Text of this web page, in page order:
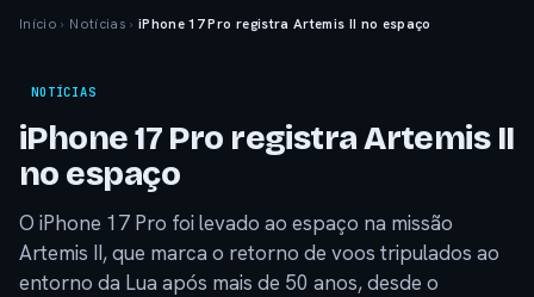
Início › Notícias › iPhone 17 Pro registra Artemis II no espaço
NOTÍCIAS
iPhone 17 Pro registra Artemis II
no espaço
O iPhone 17 Pro foi levado ao espaço na missão
Artemis II, que marca o retorno de voos tripulados ao
entorno da Lua após mais de 50 anos, desde o